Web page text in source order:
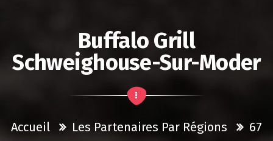
Buffalo Grill
Schweighouse-Sur-Moder
Accueil Les Partenaires Par Régions
67